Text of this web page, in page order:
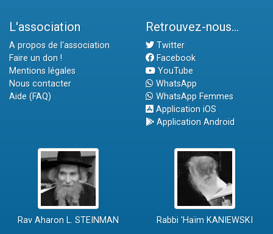
L'association
A propos de l'association
Faire un don !
Mentions légales
Nous contacter
Aide (FAQ)
Retrouvez-nous...
Twitter
Facebook
YouTube
WhatsApp
WhatsApp Femmes
Application iOS
Application Android
Rav Aharon L. STEINMAN Rabbi 'Haïm KANIEWSKI